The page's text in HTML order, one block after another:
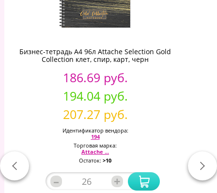
Бизнес-тетрадь А4 96л Attache Selection Gold
Collection клет, спир, карт, черн
186.69 руб.
194.04 руб.
207.27 руб.
Идентификатор вендора:
194
Торговая марка:
Attache ...
Остаток: >10
– +